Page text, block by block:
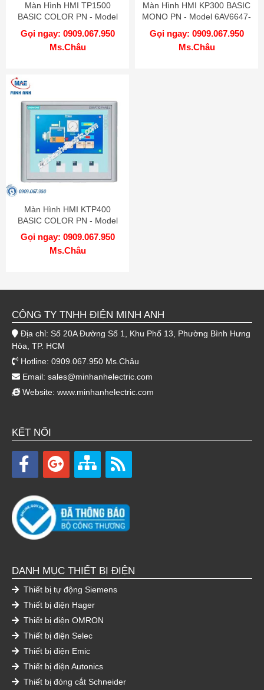
Màn Hình HMI TP1500
BASIC COLOR PN - Model
6AV6647-0AG11-3AX0
Gọi ngay: 0909.067.950
Ms.Châu
Màn Hình HMI KP300 BASIC
MONO PN - Model 6AV6647-
0AH11-3AX0
Gọi ngay: 0909.067.950
Ms.Châu
Màn Hình HMI KTP400
BASIC COLOR PN - Model
6AV6647-0AK11-3AX0
Gọi ngay: 0909.067.950
Ms.Châu
CÔNG TY TNHH ĐIỆN MINH ANH
Địa chỉ: Số 20A Đường Số 1, Khu Phố 13, Phường Bình Hưng
Hòa, TP. HCM
Hotline: 0909.067.950 Ms.Châu
Email: sales@minhanhelectric.com
Website: www.minhanhelectric.com
KẾT NỐI
DANH MỤC THIẾT BỊ ĐIỆN
Thiết bị tự động Siemens
Thiết bị điện Hager
Thiết bị điện OMRON
Thiết bị điện Selec
Thiết bị điện Emic
Thiết bị điện Autonics
Thiết bị đóng cắt Schneider